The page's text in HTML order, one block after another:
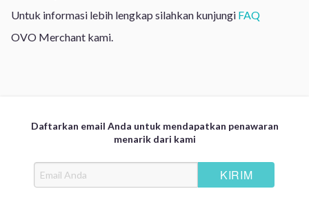
Untuk informasi lebih lengkap silahkan kunjungi FAQ
OVO Merchant kami.
Daftarkan email Anda untuk mendapatkan penawaran
menarik dari kami